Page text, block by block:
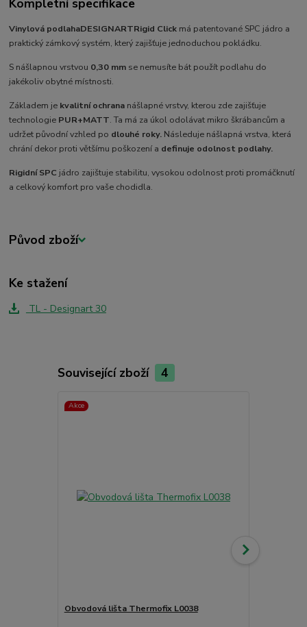
Kompletní specifikace
Vinylová podlahaDESIGNARTRigid Click má patentované SPC jádro a
praktický zámkový systém, který zajišťuje jednoduchou pokládku.
S nášlapnou vrstvou 0,30 mm se nemusíte bát použít podlahu do
jakékoliv obytné místnosti.
Základem je kvalitní ochrana nášlapné vrstvy, kterou zde zajišťuje
technologie PUR+MATT. Ta má za úkol odolávat mikro škrábancům a
udržet původní vzhled po dlouhé roky. Následuje nášlapná vrstva, která
chrání dekor proti většímu poškození a definuje odolnost podlahy.
Rigidní SPC jádro zajištuje stabilitu, vysokou odolnost proti promáčknutí
a celkový komfort pro vaše chodidla.
Původ zboží
Ke stažení
TL - Designart 30
Související zboží 4
Akce
Obvodová lišta Thermofix L0038